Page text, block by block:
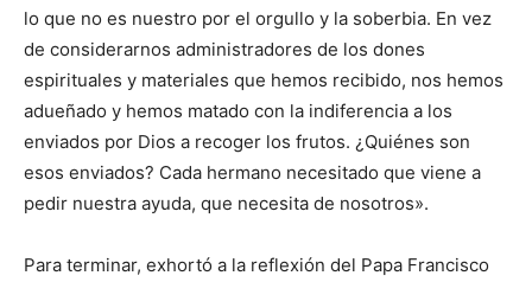
lo que no es nuestro por el orgullo y la soberbia. En vez
de considerarnos administradores de los dones
espirituales y materiales que hemos recibido, nos hemos
adueñado y hemos matado con la indiferencia a los
enviados por Dios a recoger los frutos. ¿Quiénes son
esos enviados? Cada hermano necesitado que viene a
pedir nuestra ayuda, que necesita de nosotros».
Para terminar, exhortó a la reflexión del Papa Francisco